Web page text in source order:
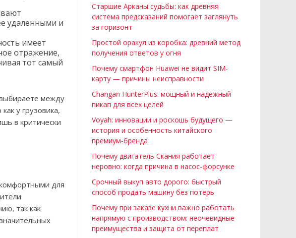
удаленными и
имеет
отражение,
тот самый
между
у грузовика,
в критически
для
так как
Старшие Арканы судьбы: как древняя
система предсказаний помогает заглянуть
за горизонт
Простой оракул из коробка: древний метод
получения ответов у огня
Почему смартфон Huawei не видит SIM-
карту — причины неисправности
Changan HunterPlus: мощный и надежный
пикап для всех целей
Voyah: инновации и роскошь будущего —
история и особенность китайского
премиум-бренда
Почему двигатель Скания работает
неровно: когда причина в насос-форсунке
Срочный выкуп авто дорого: быстрый
способ продать машину без потерь
Почему при заказе кухни важно работать
напрямую с производством: неочевидные
преимущества и защита от переплат